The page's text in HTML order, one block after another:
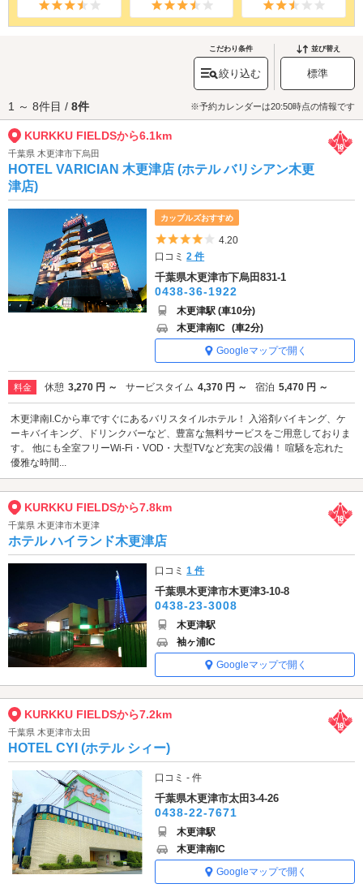
こだわり条件
絞り込む
並び替え
標準
1 ～ 8件目 / 8件 ※予約カレンダーは20:50時点の情報です
KURKKU FIELDSから6.1km
千葉県 木更津市下烏田
HOTEL VARICIAN 木更津店 (ホテル バリシアン木更
津店)
カップルズおすすめ
5つ星のうち4
4.20
口コミ2 件
千葉県木更津市下烏田831-1
0438-36-1922
木更津駅 (車10分)
木更津南IC (車2分)
Googleマップで開く
料金 休憩 3,270 円 ～ サービスタイム 4,370 円 ～ 宿泊 5,470 円 ～
木更津南I.Cから車ですぐにあるバリスタイルホテル！ 入浴剤バイキング、ケ
ーキバイキング、ドリンクバーなど、豊富な無料サービスをご用意しておりま
す。 他にも全室フリーWi-Fi・VOD・大型TVなど充実の設備！ 喧騒を忘れた
優雅な時間...
KURKKU FIELDSから7.8km
千葉県 木更津市木更津
ホテル ハイランド木更津店
口コミ1 件
千葉県木更津市木更津3-10-8
0438-23-3008
木更津駅
袖ヶ浦IC
Googleマップで開く
KURKKU FIELDSから7.2km
千葉県 木更津市太田
HOTEL CYI (ホテル シィー)
口コミ - 件
千葉県木更津市太田3-4-26
0438-22-7671
木更津駅
木更津南IC
Googleマップで開く